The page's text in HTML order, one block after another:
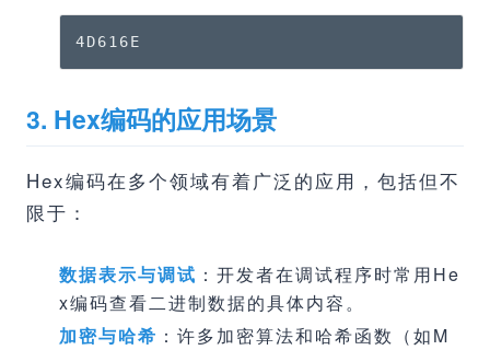
4D616E
3. Hex编码的应用场景
Hex编码在多个领域有着广泛的应用，包括但不
限于：
数据表示与调试 ：开发者在调试程序时常用He
x编码查看二进制数据的具体内容。
加密与哈希 ：许多加密算法和哈希函数（如M